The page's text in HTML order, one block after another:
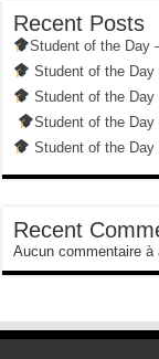
Recent Posts
Student of the Day
Student of the
Student of the
Student of the Day
Student of the
Recent
Aucun commentaire à